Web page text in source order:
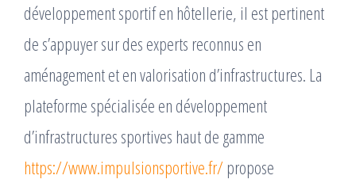
développement sportif en hôtellerie, il est pertinent
de s’appuyer sur des experts reconnus en
aménagement et en valorisation d’infrastructures. La
plateforme spécialisée en développement
d’infrastructures sportives haut de gamme
https://www.impulsionsportive.fr/ propose